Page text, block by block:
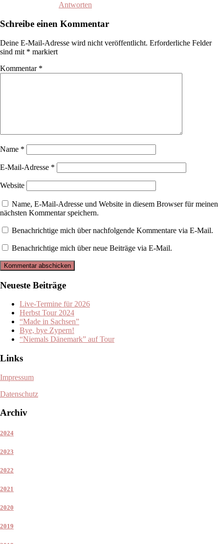
Antworten
Schreibe einen Kommentar
Deine E-Mail-Adresse wird nicht veröffentlicht. Erforderliche Felder
sind mit * markiert
Kommentar *
Name *
E-Mail-Adresse *
Website
Name, E-Mail-Adresse und Website in diesem Browser für meinen
nächsten Kommentar speichern.
Benachrichtige mich über nachfolgende Kommentare via E-Mail.
Benachrichtige mich über neue Beiträge via E-Mail.
Neueste Beiträge
Live-Termine für 2026
Herbst Tour 2024
“Made in Sachsen”
Bye, bye Zypern!
“Niemals Dänemark” auf Tour
Links
Impressum
Datenschutz
Archiv
2024
2023
2022
2021
2020
2019